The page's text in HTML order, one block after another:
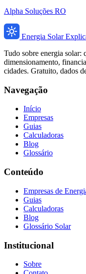
Alpha Soluções RO
Energia Solar
Tudo sobre energia solar:
dimensionamento,
cidades. Gratuito, dados
Navegação
Início
Empresas
Guias
Calculadoras
Blog
Glossário
Conteúdo
Empresas de
Guias
Calculadoras
Blog
Glossário Solar
Institucional
Sobre